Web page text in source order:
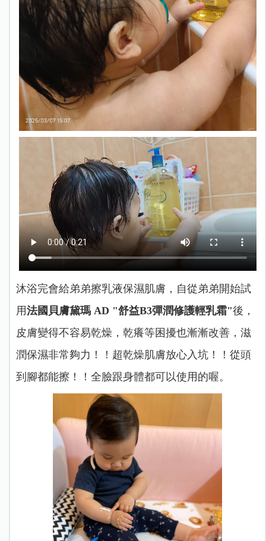
沐浴完會給弟弟擦乳液保濕肌膚，自從弟弟開始試
用法國貝膚黛瑪 AD "舒益B3彈潤修護輕乳霜"後，
皮膚變得不容易乾燥，乾癢等困擾也漸漸改善，滋
潤保濕非常夠力！！超乾燥肌膚放心入坑！！從頭
到腳都能擦！！全臉跟身體都可以使用的喔。